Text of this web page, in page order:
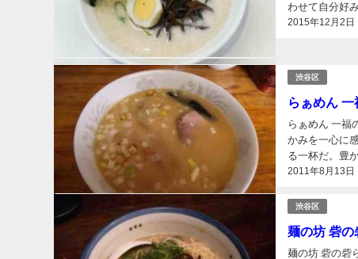
2015年12月2日
わせて自分好
渋谷区
らぁめん
2011年8月13日
らぁめん 一福
かみを一心に
る一杯だ。豊
渋谷区
麺の坊 砦
麺の坊 砦の砦